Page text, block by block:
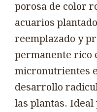
porosa de color
acuarios
reemplazado y
permanente rico
micronutrientes
desarrollo
las plantas.